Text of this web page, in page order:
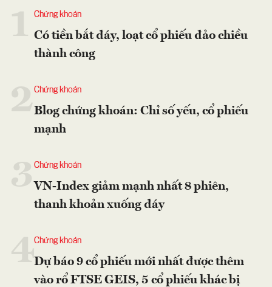
Chứng khoán
Có tiền bắt đáy, loạt cổ phiếu đảo chiều
thành công
2Chứng khoán
Blog chứng khoán: Chỉ số yếu, cổ phiếu
mạnh
Chứng khoán
VN-Index giảm mạnh nhất 8 phiên,
thanh khoản xuống đáy
4Chứng khoán
Dự báo 9 cổ phiếu mới nhất được thêm
vào rổ FTSE GEIS, 5 cổ phiếu khác bị